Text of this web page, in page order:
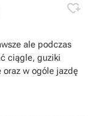

ale podczas
ciągle, guziki
w ogóle jazdę